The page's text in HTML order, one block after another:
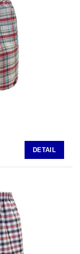
DETAIL